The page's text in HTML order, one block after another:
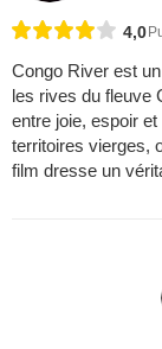
4,0
Congo River est
les rives du fleuve
entre joie, espoir
territoires vierges,
film dresse un